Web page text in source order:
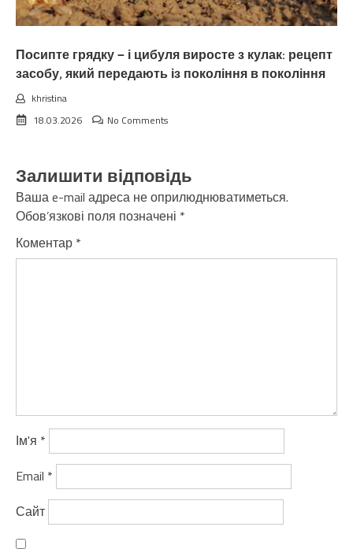
Посипте грядку — і цибуля виросте з кулак: рецепт
засобу, який передають із покоління в покоління
khristina
18.03.2026
No Comments
Залишити відповідь
Ваша e-mail адреса не оприлюднюватиметься.
Обов’язкові поля позначені *
Коментар *
Ім'я *
Email *
Сайт